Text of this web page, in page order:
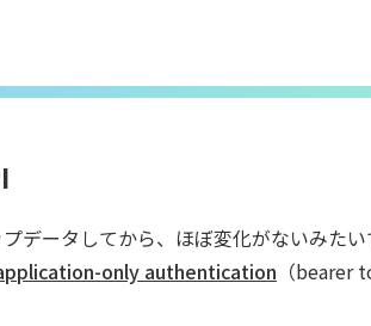
データしてから、ほぼ変化がないみたい
only authentication （bearer